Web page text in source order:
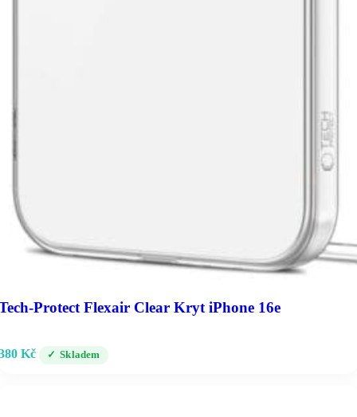
Protect Flexair Clear Kryt iPhone 16e
Kč Skladem